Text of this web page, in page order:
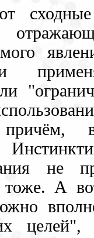
причём,
не
А вот